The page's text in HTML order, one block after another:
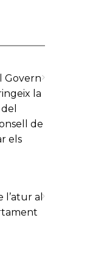
Govern
la
de
els
l’atur al